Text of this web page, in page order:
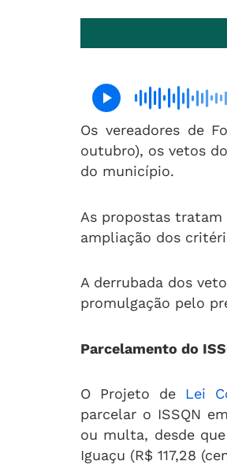
Os vereadores de
outubro), os vetos
do município.
As propostas tratam
ampliação dos
A derrubada dos
promulgação pelo
Parcelamento do
O Projeto de Lei
parcelar o ISSQN
ou multa, desde
Iguaçu (R$ 117,28